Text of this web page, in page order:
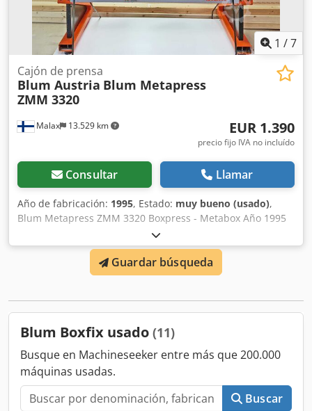
1 /7
Malax 13.529 km
Cajón de prensa
Blum Austria Blum Metapress
ZMM 3320
EUR 1.390
precio fijo IVA no incluído
Consultar Llamar
Año de fabricación: 1995, Estado: muy bueno (usado),
Blum Metapress ZMM 3320 Boxpress - Metabox Año 1995
N.º de serie AA77 Longitud del corredero: mín. 270 mm,
máx. 650 mm Bfxt92krpx Ancho del cuerpo: mín. 300 mm,
máx. 1200 mm Grosor del fondo: mín. 13 mm, máx. 16 mm
Prensa neumática, horizontal y vertical para sistemas
Guardar búsqueda
Blum Boxfix usado (11)
Busque en Machineseeker entre más que 200.000
máquinas usadas.
Buscar